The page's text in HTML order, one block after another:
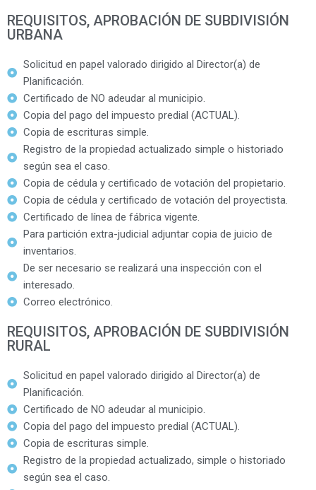
REQUISITOS, APROBACIÓN DE SUBDIVISIÓN
URBANA
Solicitud en papel valorado dirigido al Director(a) de
Planificación.
Certificado de NO adeudar al municipio.
Copia del pago del impuesto predial (ACTUAL).
Copia de escrituras simple.
Registro de la propiedad actualizado simple o historiado
según sea el caso.
Copia de cédula y certificado de votación del propietario.
Copia de cédula y certificado de votación del proyectista.
Certificado de línea de fábrica vigente.
Para partición extra-judicial adjuntar copia de juicio de
inventarios.
De ser necesario se realizará una inspección con el
interesado.
Correo electrónico.
REQUISITOS, APROBACIÓN DE SUBDIVISIÓN
RURAL
Solicitud en papel valorado dirigido al Director(a) de
Planificación.
Certificado de NO adeudar al municipio.
Copia del pago del impuesto predial (ACTUAL).
Copia de escrituras simple.
Registro de la propiedad actualizado, simple o historiado
según sea el caso.